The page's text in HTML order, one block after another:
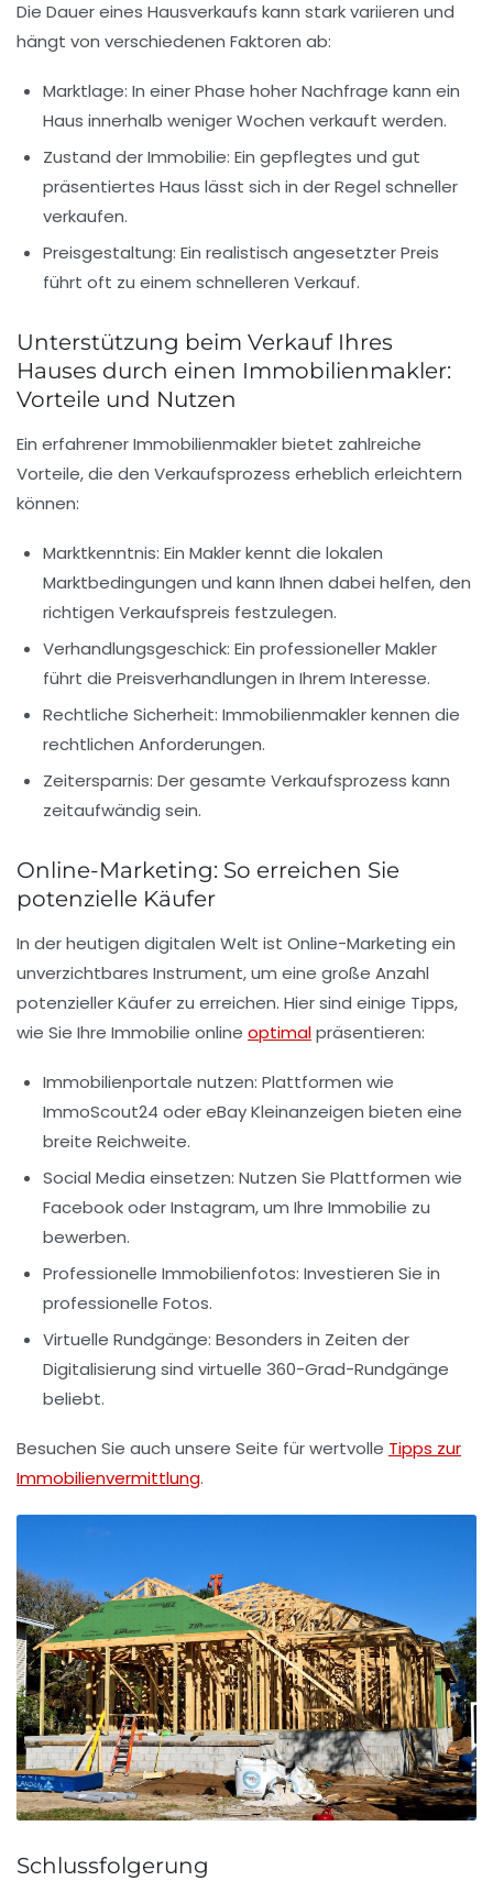
Die Dauer eines Hausverkaufs kann stark variieren und
hängt von verschiedenen Faktoren ab:
Marktlage: In einer Phase hoher Nachfrage kann ein
Haus innerhalb weniger Wochen verkauft werden.
Zustand der Immobilie: Ein gepflegtes und gut
präsentiertes Haus lässt sich in der Regel schneller
verkaufen.
Preisgestaltung: Ein realistisch angesetzter Preis
führt oft zu einem schnelleren Verkauf.
Unterstützung beim Verkauf Ihres
Hauses durch einen Immobilienmakler:
Vorteile und Nutzen
Ein erfahrener Immobilienmakler bietet zahlreiche
Vorteile, die den Verkaufsprozess erheblich erleichtern
können:
Marktkenntnis: Ein Makler kennt die lokalen
Marktbedingungen und kann Ihnen dabei helfen, den
richtigen Verkaufspreis festzulegen.
Verhandlungsgeschick: Ein professioneller Makler
führt die Preisverhandlungen in Ihrem Interesse.
Rechtliche Sicherheit: Immobilienmakler kennen die
rechtlichen Anforderungen.
Zeitersparnis: Der gesamte Verkaufsprozess kann
zeitaufwändig sein.
Online-Marketing: So erreichen Sie
potenzielle Käufer
In der heutigen digitalen Welt ist Online-Marketing ein
unverzichtbares Instrument, um eine große Anzahl
potenzieller Käufer zu erreichen. Hier sind einige Tipps,
wie Sie Ihre Immobilie online optimalpräsentieren:
Immobilienportale nutzen: Plattformen wie
ImmoScout24 oder eBay Kleinanzeigen bieten eine
breite Reichweite.
Social Media einsetzen: Nutzen Sie Plattformen wie
Facebook oder Instagram, um Ihre Immobilie zu
bewerben.
Professionelle Immobilienfotos: Investieren Sie in
professionelle Fotos.
Virtuelle Rundgänge: Besonders in Zeiten der
Digitalisierung sind virtuelle 360-Grad-Rundgänge
beliebt.
Besuchen Sie auch unsere Seite für wertvolle Tipps zur
Immobilienvermittlung.
Schlussfolgerung